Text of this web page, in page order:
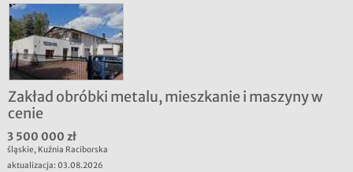
Zakład obróbki metalu, mieszkanie i maszyny w
cenie
3 500 000 zł
śląskie, Kuźnia Raciborska
aktualizacja: 03.08.2026